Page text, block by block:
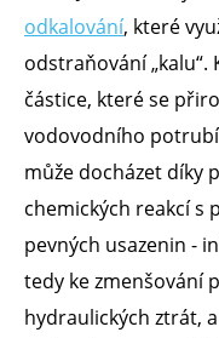
odkalování, které
odstraňování
částice, které se
vodovodního
může docházet díky
chemických reakcí
pevných usazenin -
tedy ke zmenšování
hydraulických ztrát,